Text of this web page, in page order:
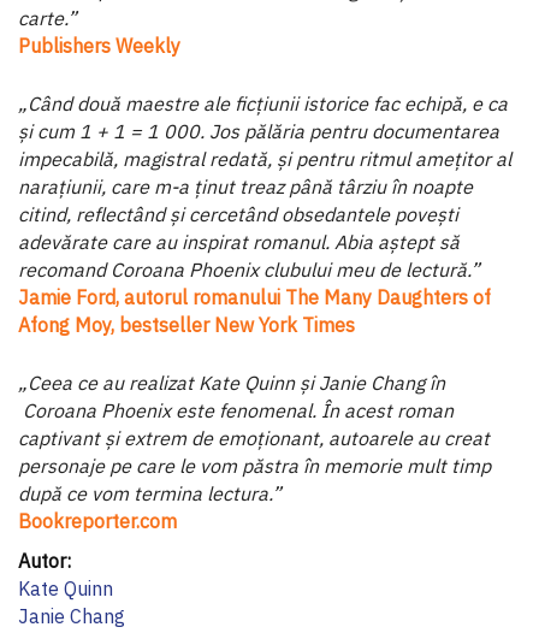
carte.”
Publishers Weekly
„Când două maestre ale ficțiunii istorice fac echipă, e ca
și cum 1 + 1 = 1 000. Jos pălăria pentru documentarea
impecabilă, magistral redată, și pentru ritmul amețitor al
narațiunii, care m-a ținut treaz până târziu în noapte
citind, reflectând și cercetând obsedantele povești
adevărate care au inspirat romanul. Abia aștept să
recomand Coroana Phoenix clubului meu de lectură.”
Jamie Ford, autorul romanului The Many Daughters of
Afong Moy, bestseller New York Times
„Ceea ce au realizat Kate Quinn și Janie Chang în
Coroana Phoenix este fenomenal. În acest roman
captivant și extrem de emoționant, autoarele au creat
personaje pe care le vom păstra în memorie mult timp
după ce vom termina lectura.”
Bookreporter.com
Informaţii
suplimentare
Kate Quinn
Janie Chang